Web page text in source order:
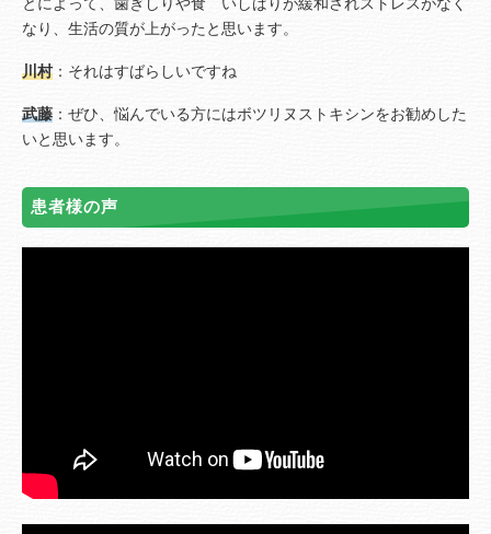
とによって、歯ぎしりや食 いしばりが緩和されストレスがなく
なり、生活の質が上がったと思います。
川村：それはすばらしいですね
武藤 ：ぜひ、悩んでいる方にはボツリヌストキシンをお勧めした
いと思います。
患者様の声